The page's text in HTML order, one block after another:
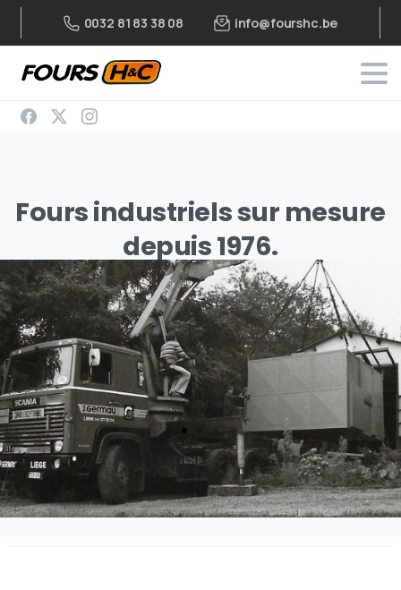
0032 81 83 38 08 info@fourshc.be
Foursindustrielssur mesure
depuis1976.
Concevoir vos fours, accompagner vos projets.
Lorem ipsum dolor sit amet, consectetur adipiscing elit. Ut
elit tellus, luctus nec ullamcorper mattis, pulvinar dapibus leo.